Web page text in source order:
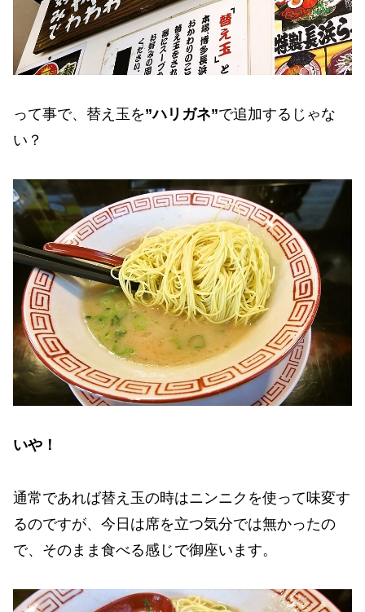
って事で、替え玉を”ハリガネ”で追加するじゃな
い？
いや！
通常であれば替え玉の時はニンニクを使って味変す
るのですが、今日は席を立つ気分では無かったの
で、そのまま食べる感じで御座います。